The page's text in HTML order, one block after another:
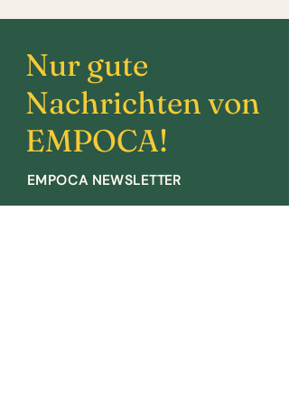
Nur gute
Nachrichten von
EMPOCA!
EMPOCA NEWSLETTER